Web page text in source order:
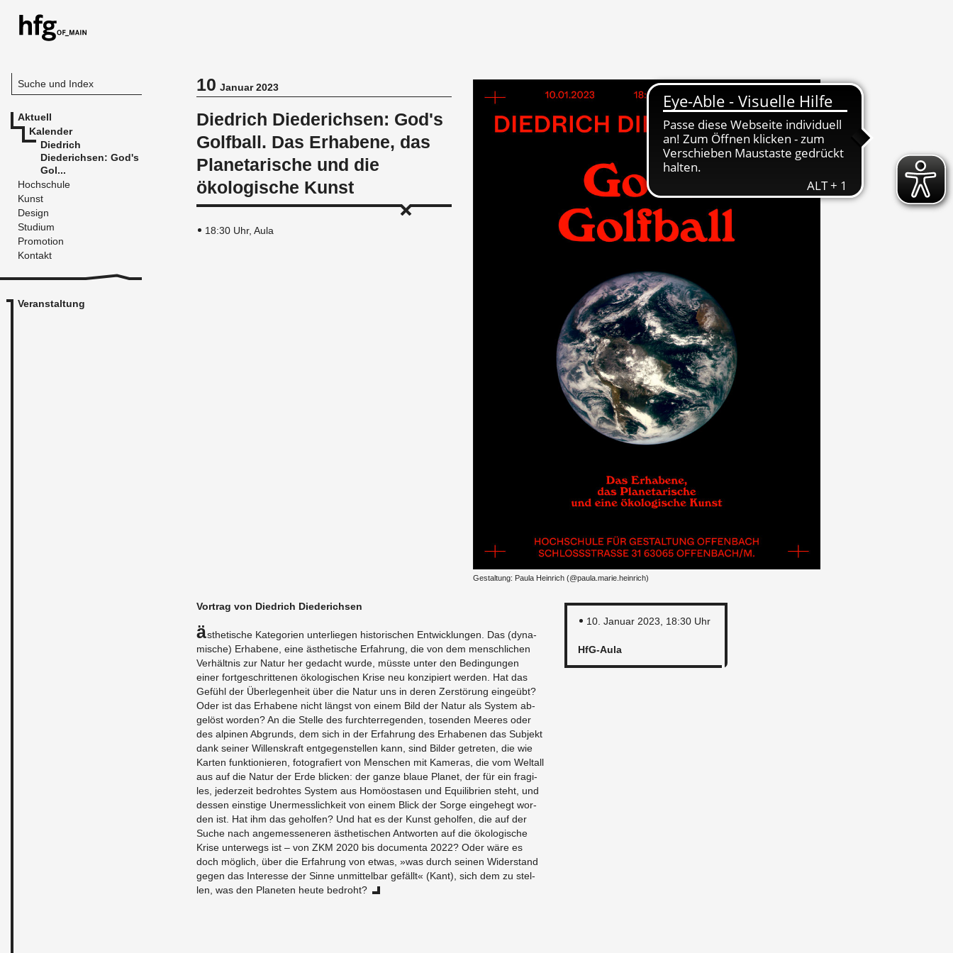
Suche und Index
Aktuell
Kalender
Diedrich
Diederichsen: God's
Gol...
Hochschule
Kunst
Design
Studium
Promotion
Kontakt
Veranstaltung
10Januar 2023
Diedrich Diederichsen: God's
Golfball. Das Erhabene, das
Planetarische und die
ökologische Kunst
18:30 Uhr, Aula
Ge­stal­tung: Paula Hein­rich (@​paula.​marie.​heinrich)
Vor­trag von Di­ed­rich Di­ede­rich­sen
Äs­the­ti­sche Ka­te­go­ri­en un­ter­lie­gen his­to­ri­schen Ent­wick­lun­gen. Das (dy­na­
mi­sche) Er­ha­be­ne, eine äs­the­ti­sche Er­fah­rung, die von dem mensch­li­chen
Ver­hält­nis zur Natur her ge­dacht wurde, müss­te unter den Be­din­gun­gen
einer fort­ge­schrit­te­nen öko­lo­gi­schen Krise neu kon­zi­piert wer­den. Hat das
Ge­fühl der Über­le­gen­heit über die Natur uns in deren Zer­stö­rung ein­ge­übt?
Oder ist das Er­ha­be­ne nicht längst von einem Bild der Natur als Sys­tem ab­
ge­löst wor­den? An die Stel­le des furcht­er­re­gen­den, to­sen­den Mee­res oder
des al­pi­nen Ab­grunds, dem sich in der Er­fah­rung des Er­ha­be­nen das Sub­jekt
dank sei­ner Wil­lens­kraft ent­ge­gen­stel­len kann, sind Bil­der ge­tre­ten, die wie
Kar­ten funk­tio­nie­ren, fo­to­gra­fiert von Men­schen mit Ka­me­ras, die vom Welt­all
aus auf die Natur der Erde bli­cken: der ganze blaue Pla­net, der für ein fra­gi­
les, je­der­zeit be­droh­tes Sys­tem aus Ho­möo­stasen und Equi­li­bri­en steht, und
des­sen eins­ti­ge Un­er­mess­lich­keit von einem Blick der Sorge ein­ge­hegt wor­
den ist. Hat ihm das ge­hol­fen? Und hat es der Kunst ge­hol­fen, die auf der
Suche nach an­ge­mes­se­ne­ren äs­the­ti­schen Ant­wor­ten auf die öko­lo­gi­sche
Krise un­ter­wegs ist – von ZKM 2020 bis do­cu­men­ta 2022? Oder wäre es
doch mög­lich, über die Er­fah­rung von etwas, »was durch sei­nen Wi­der­stand
gegen das In­ter­es­se der Sinne un­mit­tel­bar ge­fällt« (Kant), sich dem zu stel­
len, was den Pla­ne­ten heute be­droht?
10. Ja­nu­ar 2023, 18:30 Uhr
HfG-Au­la